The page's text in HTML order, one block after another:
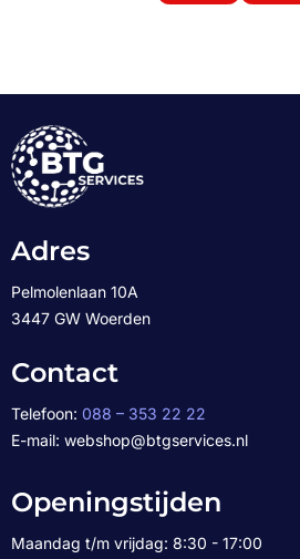
Adres
Pelmolenlaan 10A
3447 GW Woerden
Contact
Telefoon: 088 – 353 22 22
E-mail: webshop@btgservices.nl
Openingstijden
Maandag t/m vrijdag: 8:30 - 17:00